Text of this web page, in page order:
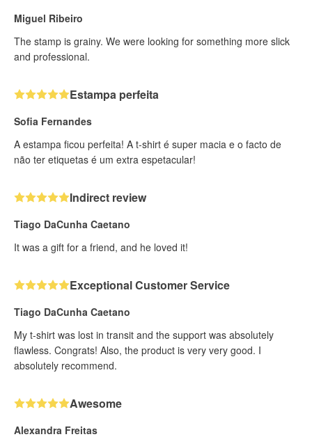
Miguel Ribeiro
The stamp is grainy. We were looking for something more slick
and professional.
Estampa perfeita
Sofia Fernandes
A estampa ficou perfeita! A t-shirt é super macia e o facto de
não ter etiquetas é um extra espetacular!
Indirect review
Tiago DaCunha Caetano
It was a gift for a friend, and he loved it!
Exceptional Customer Service
Tiago DaCunha Caetano
My t-shirt was lost in transit and the support was absolutely
flawless. Congrats! Also, the product is very very good. I
absolutely recommend.
Awesome
Alexandra Freitas